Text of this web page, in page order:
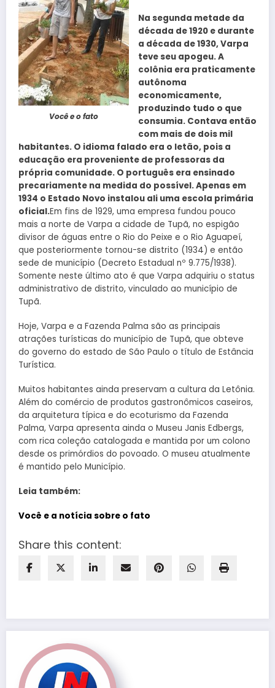
Você e o fato
Na segunda metade da
década de 1920 e durante
a década de 1930, Varpa
teve seu apogeu. A
colônia era praticamente
autônoma
economicamente,
produzindo tudo o que
consumia. Contava então
com mais de dois mil
habitantes. O idioma falado era o letão, pois a
educação era proveniente de professoras da
própria comunidade. O português era ensinado
precariamente na medida do possível. Apenas em
1934 o Estado Novo instalou ali uma escola primária
oficial.Em fins de 1929, uma empresa fundou pouco
mais a norte de Varpa a cidade de Tupã, no espigão
divisor de águas entre o Rio do Peixe e o Rio Aguapeí,
que posteriormente tornou-se distrito (1934) e então
sede de município (Decreto Estadual nº 9.775/1938).
Somente neste último ato é que Varpa adquiriu o status
administrativo de distrito, vinculado ao município de
Tupã.
Hoje, Varpa e a Fazenda Palma são as principais
atrações turísticas do município de Tupã, que obteve
do governo do estado de São Paulo o título de Estância
Turística.
Muitos habitantes ainda preservam a cultura da Letônia.
Além do comércio de produtos gastronômicos caseiros,
da arquitetura típica e do ecoturismo da Fazenda
Palma, Varpa apresenta ainda o Museu Janis Edbergs,
com rica coleção catalogada e mantida por um colono
desde os primórdios do povoado. O museu atualmente
é mantido pelo Município.
Leia também:
Você e a notícia sobre o fato
Share this content: